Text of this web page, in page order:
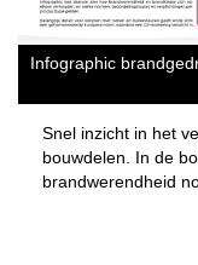
Infographic
Snel inzicht in het
bouwdelen. In de
brandwerendheid